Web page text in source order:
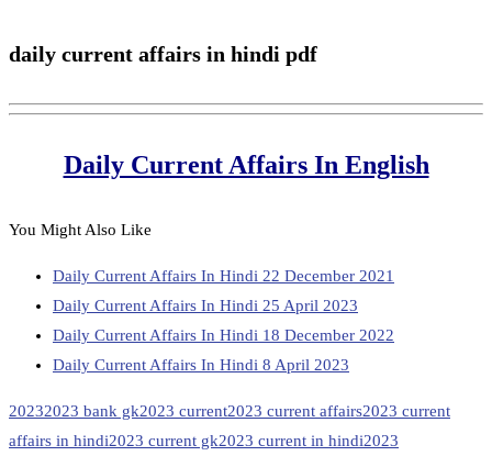
daily current affairs in hindi pdf
Daily Current Affairs In English
You Might Also Like
Daily Current Affairs In Hindi 22 December 2021
Daily Current Affairs In Hindi 25 April 2023
Daily Current Affairs In Hindi 18 December 2022
Daily Current Affairs In Hindi 8 April 2023
20232023 bank gk2023 current2023 current affairs2023 current
affairs in hindi2023 current gk2023 current in hindi2023